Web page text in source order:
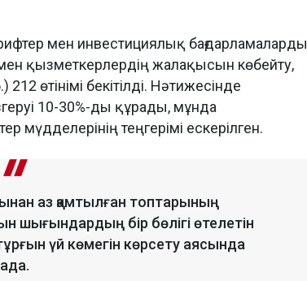
мен инвестициялық бағдарламаларды
қызметкерлердің жалақысын көбейту,
өтінімі бекітілді. Нәтижесінде
10-30%-ды құрады, мұнда
теңгерімі ескерілген.
аз қамтылған топтарының
шығындардың бір бөлігі өтелетін
үй көмегін көрсету аясында